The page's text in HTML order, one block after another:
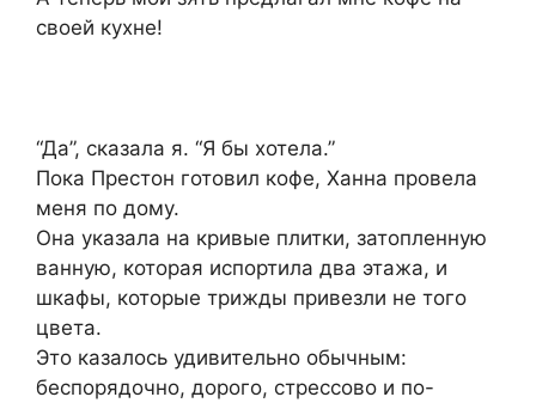
своей кухне!
“Да”, сказала я. “Я бы хотела.”
Пока Престон готовил кофе, Ханна провела
меня по дому.
Она указала на кривые плитки, затопленную
ванную, которая испортила два этажа, и
шкафы, которые трижды привезли не того
цвета.
Это казалось удивительно обычным:
беспорядочно, дорого, стрессово и по-